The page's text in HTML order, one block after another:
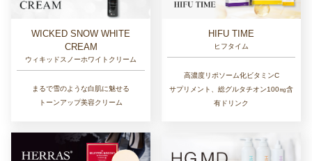
WICKED SNOW WHITE
CREAM
ウィキッドスノーホワイトクリーム
まるで雪のような白肌に魅せる
トーンアップ美容クリーム
HIFU TIME
ヒフタイム
高濃度リポソーム化ビタミンC
サプリメント、総グルタチオン100㎎含
有ドリンク